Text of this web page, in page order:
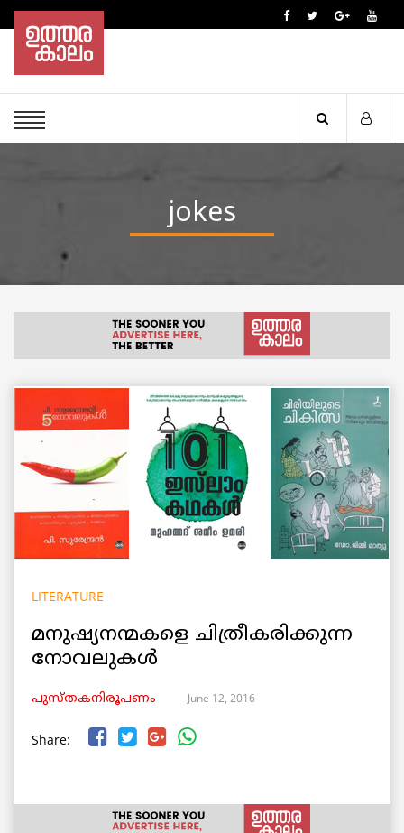
jokes
LITERATURE
മനുഷ്യനന്മകളെ ചിത്രീകരിക്കുന്ന
നോവലുകള്‍
പുസ്തകനിരൂപണം June 12, 2016
Share: